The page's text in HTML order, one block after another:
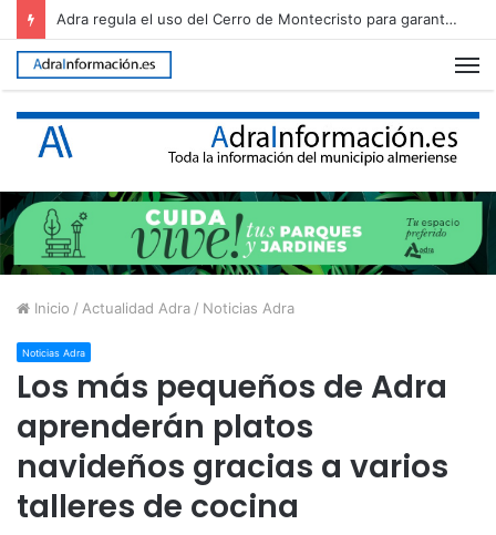
Adra regula el uso del Cerro de Montecristo para garantizar su conservación
Inicio / Actualidad Adra / Noticias Adra
Noticias Adra
Los más pequeños de Adra
aprenderán platos
navideños gracias a varios
talleres de cocina